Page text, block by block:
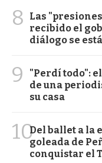
8
Las
recibido el
diálogo se
9
"Perdí todo":
de una
su casa
10Del ballet a la
goleada de
conquistar el